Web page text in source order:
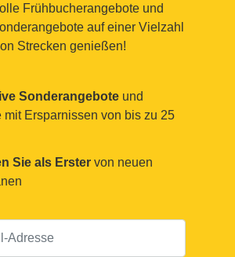
Frühbucherangebote und
auf einer Vielzahl
Strecken genießen!
Sonderangebote und
mit Ersparnissen von bis zu 25
Sie als Erster von neuen